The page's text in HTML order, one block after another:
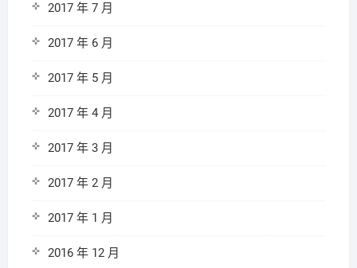
2017 年 7 月
2017 年 6 月
2017 年 5 月
2017 年 4 月
2017 年 3 月
2017 年 2 月
2017 年 1 月
2016 年 12 月